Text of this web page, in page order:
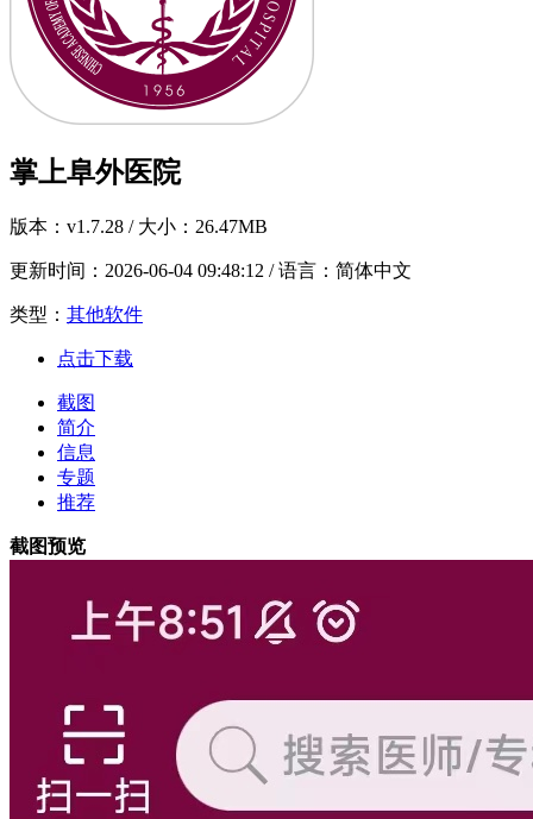
掌上阜外医院
版本： v1.7.28 / 大小：26.47MB
更新时间： 2026-06-04 09:48:12 / 语言：简体中文
类型： 其他软件
点击下载
截图
简介
信息
专题
推荐
截图预览